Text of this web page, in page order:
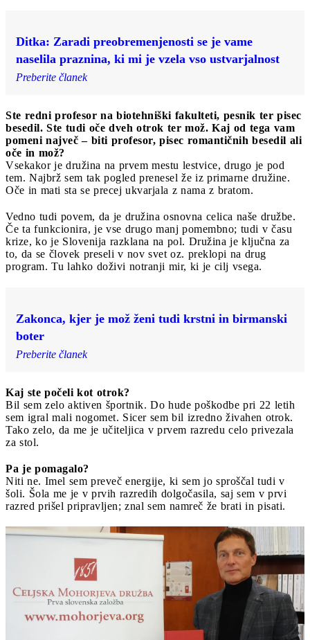
Ditka: Zaradi preobremenjenosti se je vame
naselila praznina, ki mi je vzela vso ustvarjalnost
Preberite članek
Ste redni profesor na biotehniški fakulteti, pesnik ter pisec
besedil. Ste tudi oče dveh otrok ter mož. Kaj od tega vam
pomeni največ – biti profesor, pisec romantičnih besedil ali
oče in mož?
Vsekakor je družina na prvem mestu lestvice, drugo je pod
tem. Najbrž sem tak pogled prenesel že iz primarne družine.
Oče in mati sta se precej ukvarjala z nama z bratom.
Vedno tudi povem, da je družina osnovna celica naše družbe.
Če ta funkcionira, je vse drugo manj pomembno; tudi v času
krize, ko je Slovenija razklana na pol. Družina je ključna za
to, da se človek preseli v nov svet oz. preklopi na drug
program. Tu lahko doživi notranji mir, ki je cilj vsega.
Zakonca, kjer je mož ženi tudi krstni in birmanski
boter
Preberite članek
Kaj ste počeli kot otrok?
Bil sem zelo aktiven športnik. Do hude poškodbe pri 22 letih
sem igral mali nogomet. Sicer sem bil izredno živahen otrok.
Tako zelo, da me je učiteljica v prvem razredu celo privezala
za stol.
Pa je pomagalo?
Niti ne. Imel sem preveč energije, ki sem jo sproščal tudi v
šoli. Šola me je v prvih razredih dolgočasila, saj sem v prvi
razred prišel pripravljen; znal sem namreč že brati in pisati.